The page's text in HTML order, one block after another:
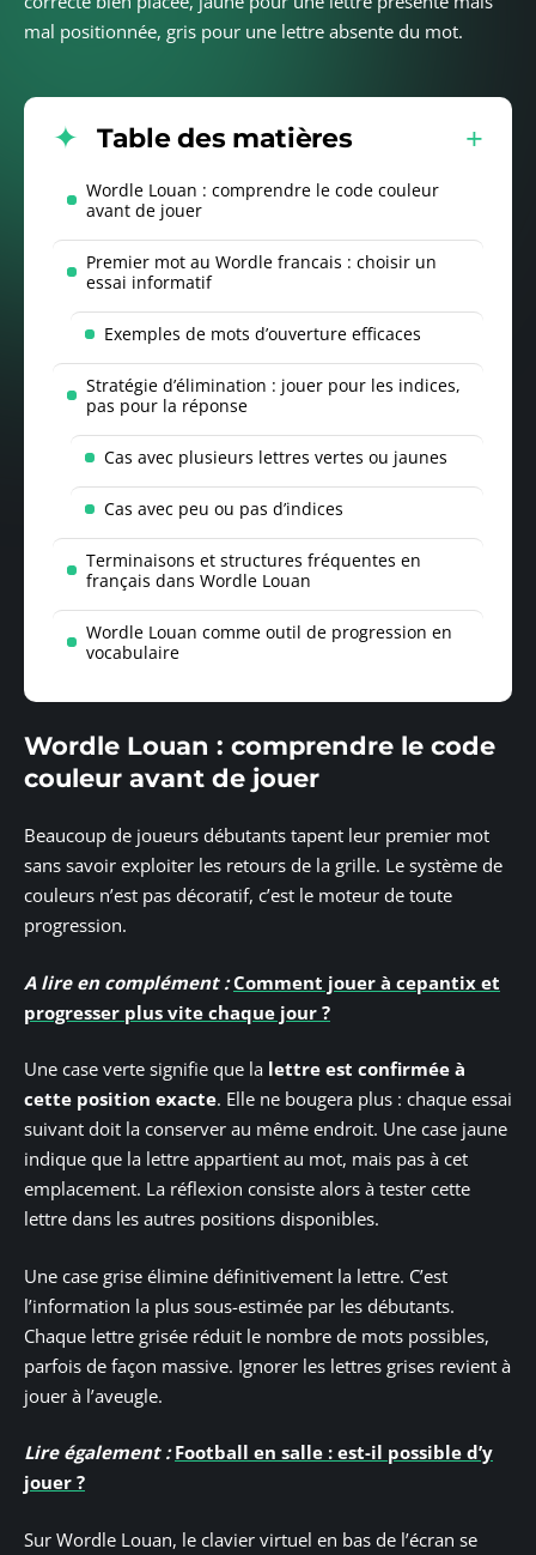
mal positionnée, gris pour une lettre absente du mot.
Table des matières
Wordle Louan : comprendre le code couleur
avant de jouer
Premier mot au Wordle francais : choisir un
essai informatif
Exemples de mots d’ouverture efficaces
Stratégie d’élimination : jouer pour les indices,
pas pour la réponse
Cas avec plusieurs lettres vertes ou jaunes
Cas avec peu ou pas d’indices
Terminaisons et structures fréquentes en
français dans Wordle Louan
Wordle Louan comme outil de progression en
vocabulaire
Wordle Louan : comprendre le code
couleur avant de jouer
Beaucoup de joueurs débutants tapent leur premier mot
sans savoir exploiter les retours de la grille. Le système de
couleurs n’est pas décoratif, c’est le moteur de toute
progression.
A lire en complément : Comment jouer à cepantix et
progresser plus vite chaque jour ?
Une case verte signifie que la lettre est confirmée à
cette position exacte. Elle ne bougera plus : chaque essai
suivant doit la conserver au même endroit. Une case jaune
indique que la lettre appartient au mot, mais pas à cet
emplacement. La réflexion consiste alors à tester cette
lettre dans les autres positions disponibles.
Une case grise élimine définitivement la lettre. C’est
l’information la plus sous-estimée par les débutants.
Chaque lettre grisée réduit le nombre de mots possibles,
parfois de façon massive. Ignorer les lettres grises revient à
jouer à l’aveugle.
Lire également : Football en salle : est-il possible d’y
jouer ?
Sur Wordle Louan, le clavier virtuel en bas de l’écran se